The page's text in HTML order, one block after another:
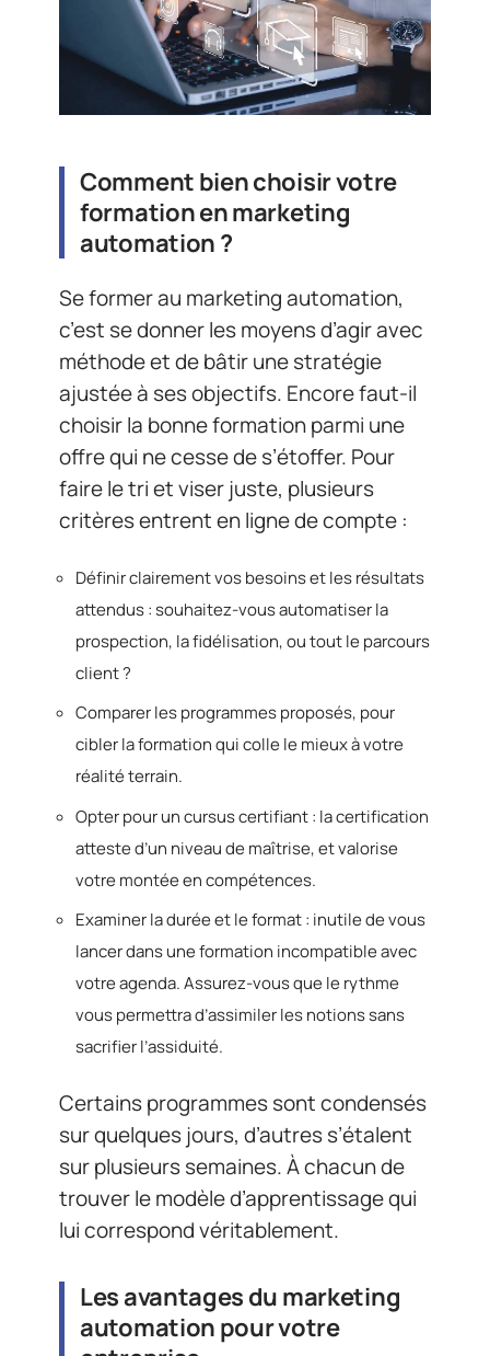
Comment bien choisir votre
formation en marketing
automation ?
Se former au marketing automation,
c’est se donner les moyens d’agir avec
méthode et de bâtir une stratégie
ajustée à ses objectifs. Encore faut-il
choisir la bonne formation parmi une
offre qui ne cesse de s’étoffer. Pour
faire le tri et viser juste, plusieurs
critères entrent en ligne de compte :
Définir clairement vos besoins et les résultats
attendus : souhaitez-vous automatiser la
prospection, la fidélisation, ou tout le parcours
client ?
Comparer les programmes proposés, pour
cibler la formation qui colle le mieux à votre
réalité terrain.
Opter pour un cursus certifiant : la certification
atteste d’un niveau de maîtrise, et valorise
votre montée en compétences.
Examiner la durée et le format : inutile de vous
lancer dans une formation incompatible avec
votre agenda. Assurez-vous que le rythme
vous permettra d’assimiler les notions sans
sacrifier l’assiduité.
Certains programmes sont condensés
sur quelques jours, d’autres s’étalent
sur plusieurs semaines. À chacun de
trouver le modèle d’apprentissage qui
lui correspond véritablement.
Les avantages du marketing
automation pour votre